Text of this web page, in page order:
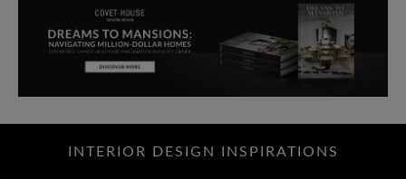
INTERIOR DESIGN INSPIRATIONS